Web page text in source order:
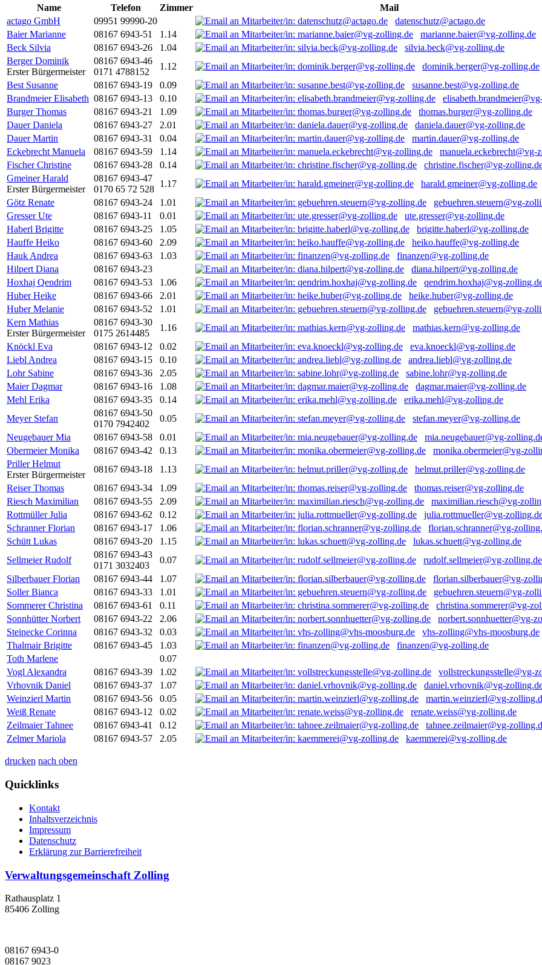
Name
Telefon Zimmer
Mail
actago GmbH
09951 99990-20
datenschutz@actago.de
Baier Marianne
08167 6943-51 1.14
marianne.baier@vg-zolling.de
Beck Silvia
08167 6943-26 1.04
silvia.beck@vg-zolling.de
Berger Dominik
Erster Bürgermeister
08167 6943-46
0171 4788152
1.12
dominik.berger@vg-zolling.de
Best Susanne
08167 6943-19 0.09
susanne.best@vg-zolling.de
Brandmeier Elisabeth 08167 6943-13 0.10
Burger Thomas
08167 6943-21 1.09
thomas.burger@vg-zolling.de
Dauer Daniela
08167 6943-27 2.01
daniela.dauer@vg-zolling.de
Dauer Martin
08167 6943-31 0.04
martin.dauer@vg-zolling.de
Eckebrecht Manuela
08167 6943-59 1.14
manuela.eckebrecht@vg-
Fischer Christine
08167 6943-28 0.14
christine.fischer@vg-
Gmeiner Harald
Erster Bürgermeister
08167 6943-47
0170 65 72 528
1.17
harald.gmeiner@vg-zolling.de
Götz Renate
08167 6943-24 1.01
gebuehren.steuern@vg-
Gresser Ute
08167 6943-11 0.01
ute.gresser@vg-zolling.de
Haberl Brigitte
08167 6943-25 1.05
brigitte.haberl@vg-zolling.de
Hauffe Heiko
08167 6943-60 2.09
heiko.hauffe@vg-zolling.de
Hauk Andrea
08167 6943-63 1.03
finanzen@vg-zolling.de
Hilpert Diana
08167 6943-23
diana.hilpert@vg-zolling.de
Hoxhaj Qendrim
08167 6943-53 1.06
qendrim.hoxhaj@vg-
Huber Heike
08167 6943-66 2.01
heike.huber@vg-zolling.de
Huber Melanie
08167 6943-52 1.01
gebuehren.steuern@vg-
Kern Mathias
Erster Bürgermeister
08167 6943-30
0175 2614485
1.16
mathias.kern@vg-zolling.de
Knöckl Eva
08167 6943-12 0.02
eva.knoeckl@vg-zolling.de
Liebl Andrea
08167 6943-15 0.10
andrea.liebl@vg-zolling.de
Lohr Sabine
08167 6943-36 2.05
sabine.lohr@vg-zolling.de
Maier Dagmar
08167 6943-16 1.08
dagmar.maier@vg-zolling.de
Mehl Erika
08167 6943-35 0.14
erika.mehl@vg-zolling.de
Meyer Stefan
08167 6943-50
0170 7942402
0.05
stefan.meyer@vg-zolling.de
Neugebauer Mia
08167 6943-58 0.01
mia.neugebauer@vg-
Obermeier Monika
08167 6943-42 0.13
monika.obermeier@vg-
Priller Helmut
Erster Bürgermeister
08167 6943-18 1.13
helmut.priller@vg-zolling.de
Reiser Thomas
08167 6943-34 1.09
thomas.reiser@vg-zolling.de
Riesch Maximilian
08167 6943-55 2.09
maximilian.riesch@vg-
Rottmüller Julia
08167 6943-62 0.12
julia.rottmueller@vg-
Schranner Florian
08167 6943-17 1.06
florian.schranner@vg-
Schütt Lukas
08167 6943-20 1.15
lukas.schuett@vg-zolling.de
Sellmeier Rudolf
08167 6943-43
0171 3032403
0.07
rudolf.sellmeier@vg-zolling.de
Silberbauer Florian
08167 6943-44 1.07
florian.silberbauer@vg-
Soller Bianca
08167 6943-33 1.01
gebuehren.steuern@vg-
Sommerer Christina
08167 6943-61 0.11
christina.sommerer@vg-
Sonnhütter Norbert
08167 6943-22 2.06
norbert.sonnhuetter@vg-
Steinecke Corinna
08167 6943-32 0.03
vhs-zolling@vhs-moosburg.de
Thalmair Brigitte
08167 6943-45 1.03
finanzen@vg-zolling.de
Toth Marlene
0.07
Vogl Alexandra
08167 6943-39 1.02
vollstreckungsstelle@vg-
Vrhovnik Daniel
08167 6943-37 1.07
daniel.vrhovnik@vg-
Weinzierl Martin
08167 6943-56 0.05
martin.weinzierl@vg-
Weiß Renate
08167 6943-12 0.02
renate.weiss@vg-zolling.de
Zeilmaier Tahnee
08167 6943-41 0.12
tahnee.zeilmaier@vg-
Zelmer Mariola
08167 6943-57 2.05 kaemmerei@vg-zolling.de
drucken nach oben
Quicklinks
Kontakt
Inhaltsverzeichnis
Impressum
Datenschutz
Erklärung zur Barrierefreiheit
Verwaltungsgemeinschaft Zolling
Rathausplatz 1
85406 Zolling
08167 6943-0
08167 9023